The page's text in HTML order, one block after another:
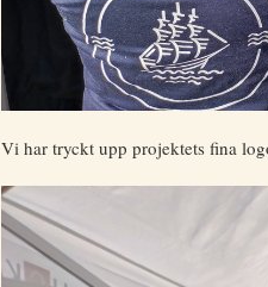
Vi har tryckt upp projektets fina